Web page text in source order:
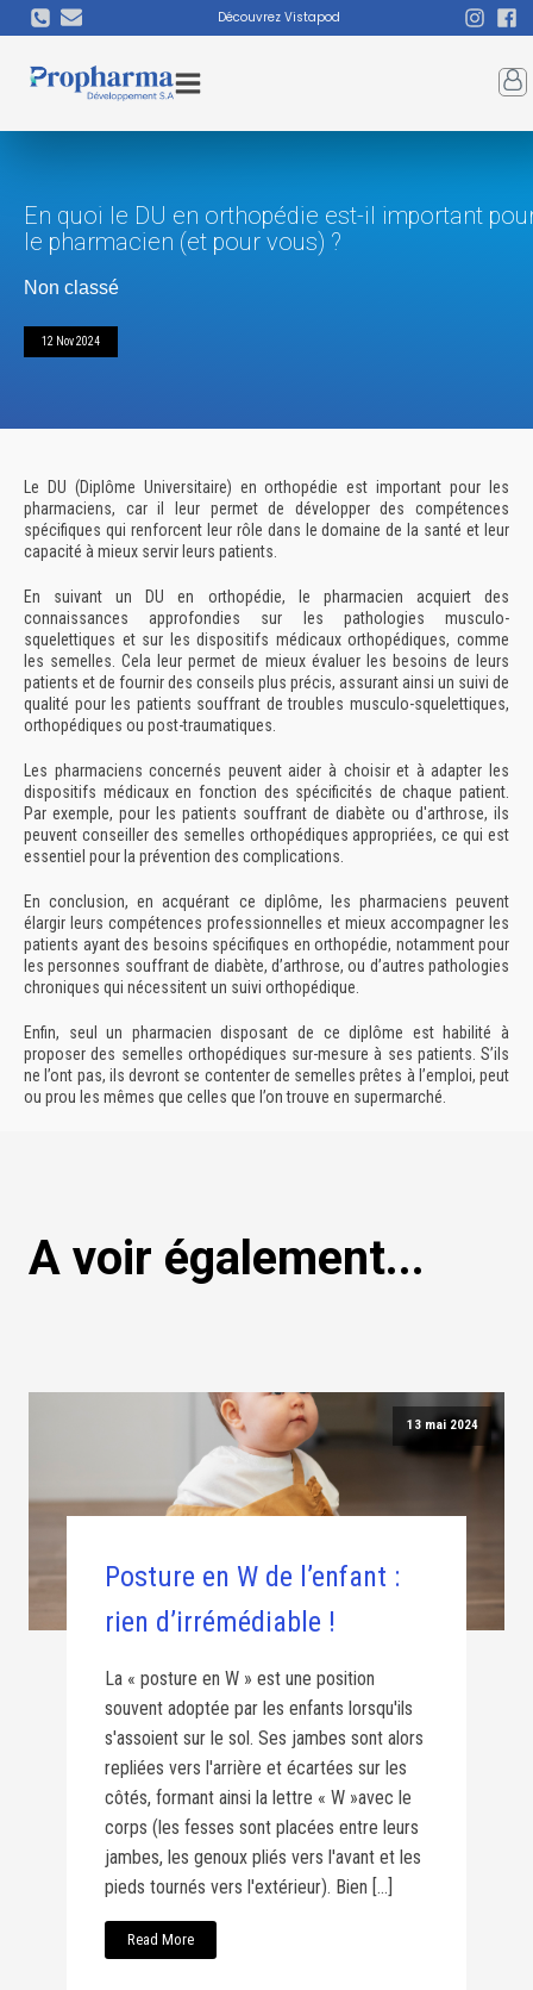
Découvrez Vistapod
En quoi le DU en orthopédie est-il important
le pharmacien (et pour vous) ?
Non classé
12 Nov 2024
Le DU (Diplôme Universitaire) en orthopédie est important pour les
pharmaciens, car il leur permet de développer des compétences
spécifiques qui renforcent leur rôle dans le domaine de la santé et leur
capacité à mieux servir leurs patients.
En suivant un DU en orthopédie, le pharmacien acquiert des
connaissances approfondies sur les pathologies musculo-
squelettiques et sur les dispositifs médicaux orthopédiques, comme
les semelles. Cela leur permet de mieux évaluer les besoins de leurs
patients et de fournir des conseils plus précis, assurant ainsi un suivi de
qualité pour les patients souffrant de troubles musculo-squelettiques,
orthopédiques ou post-traumatiques.
Les pharmaciens concernés peuvent aider à choisir et à adapter les
dispositifs médicaux en fonction des spécificités de chaque patient.
Par exemple, pour les patients souffrant de diabète ou d'arthrose, ils
peuvent conseiller des semelles orthopédiques appropriées, ce qui est
essentiel pour la prévention des complications.
En conclusion, en acquérant ce diplôme, les pharmaciens peuvent
élargir leurs compétences professionnelles et mieux accompagner les
patients ayant des besoins spécifiques en orthopédie, notamment pour
les personnes souffrant de diabète, d’arthrose, ou d’autres pathologies
chroniques qui nécessitent un suivi orthopédique.
Enfin, seul un pharmacien disposant de ce diplôme est habilité à
proposer des semelles orthopédiques sur-mesure à ses patients. S’ils
ne l’ont pas, ils devront se contenter de semelles prêtes à l’emploi, peut
ou prou les mêmes que celles que l’on trouve en supermarché.
A voir également...
13 mai 2024
Posture en W de l’enfant :
rien d’irrémédiable !
La « posture en W » est une position
souvent adoptée par les enfants lorsqu'ils
s'assoient sur le sol. Ses jambes sont alors
repliées vers l'arrière et écartées sur les
côtés, formant ainsi la lettre « W »avec le
corps (les fesses sont placées entre leurs
jambes, les genoux pliés vers l'avant et les
pieds tournés vers l'extérieur). Bien […]
Read More